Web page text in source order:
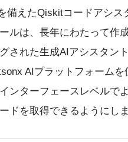
備えたQiskitコードアシス
ルは、長年にわたって作
された生成AIアシスタン
AIプラットフォーム
ンターフェースレベルで
ドを取得できるようにしま